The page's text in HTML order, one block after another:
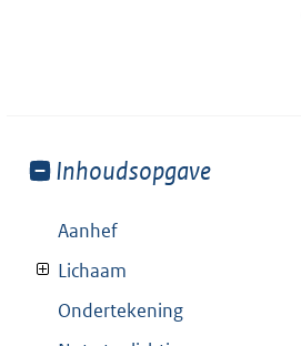
Toon
van:
Inhoudsopgave
Aanhef
Lichaam
Ondertekening